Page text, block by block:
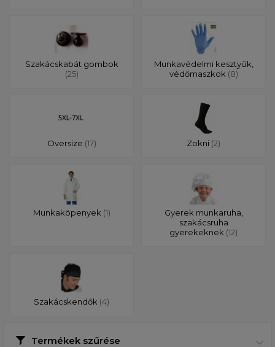
Szakácskabát gombok
(25)
Munkavédelmi kesztyűk,
védőmaszkok (8)
Oversize (17) Zokni (2)
Munkaköpenyek (1)
Gyerek munkaruha,
szakácsruha
gyerekeknek (12)
Szakácskendők (4)
Termékek szűrése